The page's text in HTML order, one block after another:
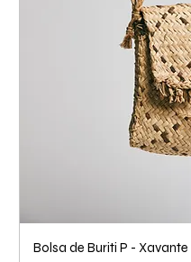
Bolsa de Buriti P - Xavante